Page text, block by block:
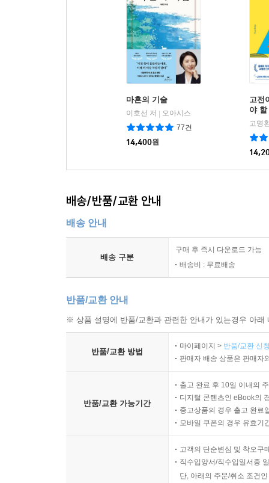
마흔의 기술
이호선 저 | 오아시스
77건
14,400원
고전
야
고명
배송/반품/교환 안내
배송 안내
배송 구분
구매 후 즉시 다운로드 가능
배송비 : 무료배송
반품/교환 안내
※ 상품 설명에 반품/교환과 관련한 안내가 있는경우 아
반품/교환 방법
마이페이지 > 반품/교환 신
판매자 배송 상품은 판매자
반품/교환 가능기간
출고 완료 후 10일 이내의
디지털 콘텐츠인 eBook의
중고상품의 경우 출고 완료
모바일 쿠폰의 경우 유효기
고객의 단순변심 및 착오구
직수입양서/직수입일서중
단, 아래의 주문/취소 조건